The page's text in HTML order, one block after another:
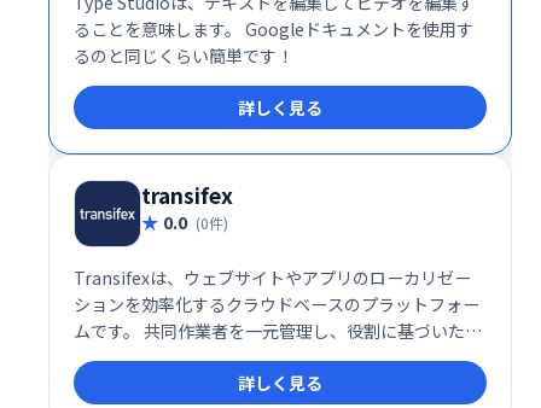
ることを意味します。 Googleドキュメントを使用す
るのと同じくらい簡単です！
詳しく見る
transifex
0.0 (0件)
Transifexは、ウェブサイトやアプリのローカリゼー
ションを効率化するクラウドベースのプラットフォー
ムです。 共同作業者を一元管理し、役割に基づいたア
クセス制御でセキュリティを確保。スムーズな翻訳ワ
ークフローを実現し、多言語対応を加速します。
詳しく見る